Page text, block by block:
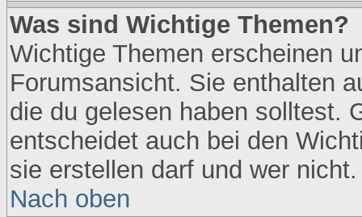
Was sind Wichtige Themen?
Wichtige Themen erscheinen
Forumsansicht. Sie enthalten
die du gelesen haben solltest.
entscheidet auch bei den
sie erstellen darf und wer nicht.
Nach oben